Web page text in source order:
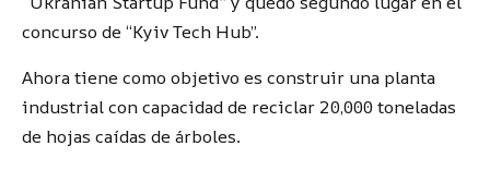
concurso de “Kyiv Tech Hub”.
Ahora tiene como objetivo es construir una planta
industrial con capacidad de reciclar 20,000 toneladas
de hojas caídas de árboles.